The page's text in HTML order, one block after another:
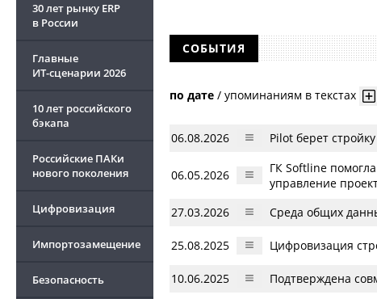
30 лет рынку ERP
в России
Главные
ИТ-сценарии 2026
10 лет российского
бэкапа
Российские ПАКи
нового поколения
Цифровизация
Импортозамещение
Безопасность
СОБЫТИЯ
по дате / упоминаниям в текстах
06.08.2026 Pilot берет
06.05.2026
ГК Softline
управление
27.03.2026 Cреда общих
25.08.2025 Цифровизация
10.06.2025 Подтверждена